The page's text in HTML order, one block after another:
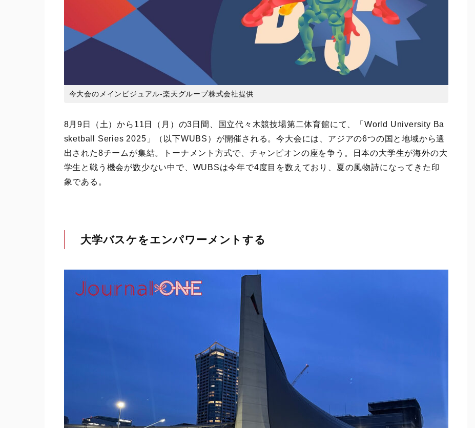
今大会のメインビジュアル-楽天グループ株式会社提供
8月9日（土）から11日（月）の3日間、国立代々木競技場第二体育館にて、「World University Ba
sketball Series 2025」（以下WUBS）が開催される。今大会には、アジアの6つの国と地域から選
出された8チームが集結。トーナメント方式で、チャンピオンの座を争う。日本の大学生が海外の大
学生と戦う機会が数少ない中で、WUBSは今年で4度目を数えており、夏の風物詩になってきた印
象である。
大学バスケをエンパワーメントする